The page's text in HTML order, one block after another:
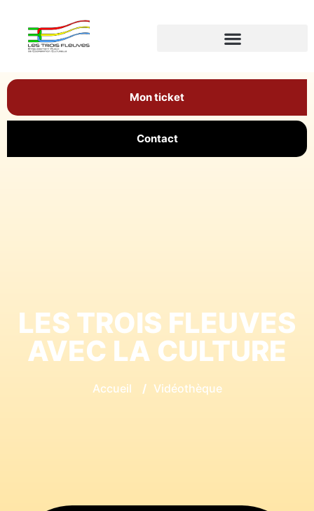
Mon ticket
Contact
LES TROIS FLEUVES
AVEC LA CULTURE
Accueil / Vidéothèque